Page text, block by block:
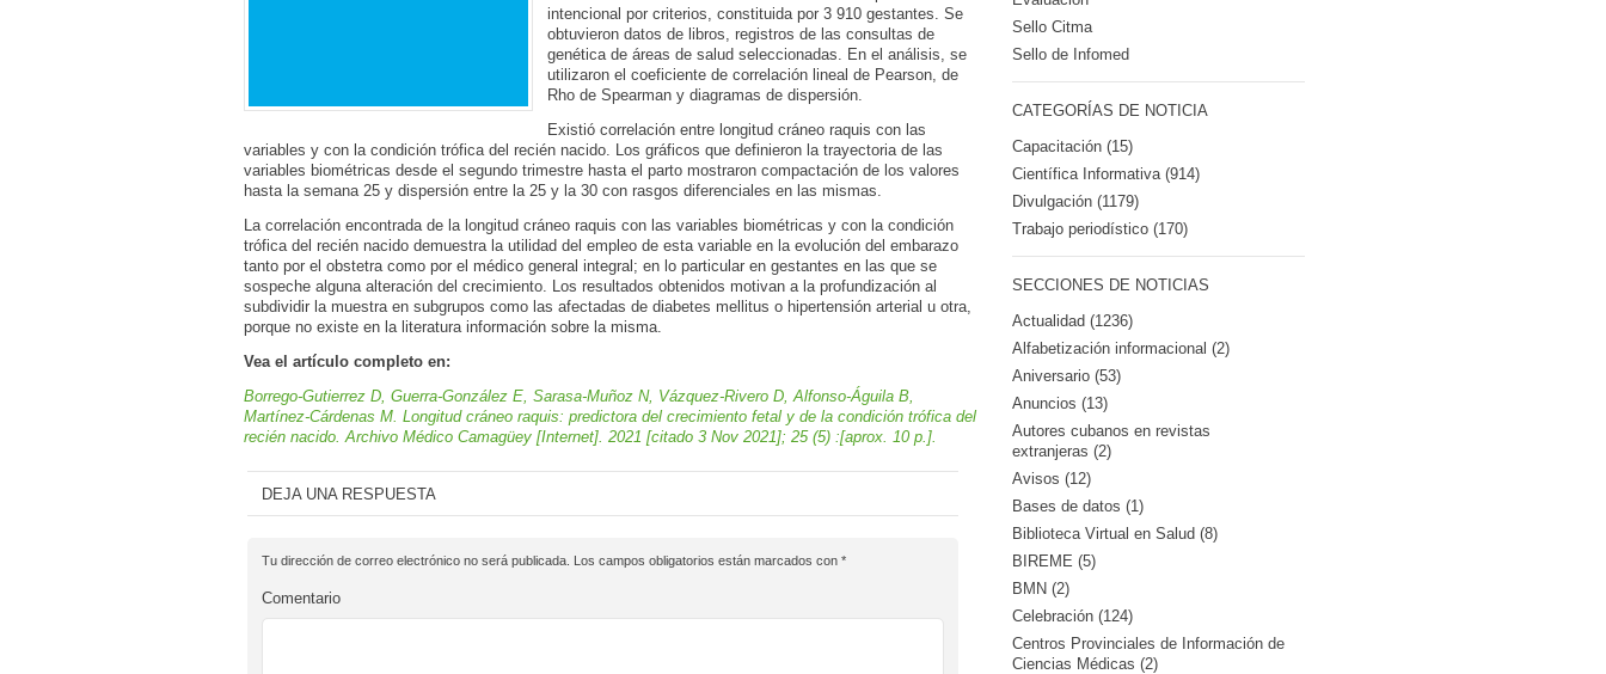
intencional por criterios, constituida por 3 910 gestantes. Se
obtuvieron datos de libros, registros de las consultas de
genética de áreas de salud seleccionadas. En el análisis, se
utilizaron el coeficiente de correlación lineal de Pearson, de
Rho de Spearman y diagramas de dispersión.
Existió correlación entre longitud cráneo raquis con las
variables y con la condición trófica del recién nacido. Los gráficos que definieron la trayectoria de las
variables biométricas desde el segundo trimestre hasta el parto mostraron compactación de los valores
hasta la semana 25 y dispersión entre la 25 y la 30 con rasgos diferenciales en las mismas.
La correlación encontrada de la longitud cráneo raquis con las variables biométricas y con la condición
trófica del recién nacido demuestra la utilidad del empleo de esta variable en la evolución del embarazo
tanto por el obstetra como por el médico general integral; en lo particular en gestantes en las que se
sospeche alguna alteración del crecimiento. Los resultados obtenidos motivan a la profundización al
subdividir la muestra en subgrupos como las afectadas de diabetes mellitus o hipertensión arterial u otra,
porque no existe en la literatura información sobre la misma.
Vea el artículo completo en:
Borrego-Gutierrez D, Guerra-González E, Sarasa-Muñoz N, Vázquez-Rivero D, Alfonso-Águila B,
Martínez-Cárdenas M. Longitud cráneo raquis: predictora del crecimiento fetal y de la condición trófica del
recién nacido. Archivo Médico Camagüey [Internet]. 2021 [citado 3 Nov 2021]; 25 (5) :[aprox. 10 p.].
DEJA UNA RESPUESTA
Tu dirección de correo electrónico no será publicada. Los campos obligatorios están marcados con *
Comentario
Sello Citma
Sello de Infomed
CATEGORÍAS DE NOTICIA
Capacitación (15)
Científica Informativa (914)
Divulgación (1179)
Trabajo periodístico (170)
SECCIONES DE NOTICIAS
Actualidad (1236)
Alfabetización informacional (2)
Aniversario (53)
Anuncios (13)
Autores cubanos en revistas
extranjeras (2)
Avisos (12)
Bases de datos (1)
Biblioteca Virtual en Salud (8)
BIREME (5)
BMN (2)
Celebración (124)
Centros Provinciales de Información de
Ciencias Médicas (2)